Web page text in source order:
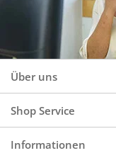
Über uns
Shop Service
Informationen